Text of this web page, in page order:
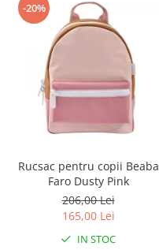
-20%
Rucsac pentru copii Beaba
Faro Dusty Pink
206,00 Lei
165,00 Lei
IN STOC